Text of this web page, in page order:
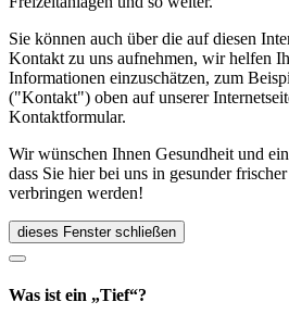
Sie können auch über die auf diesen
Kontakt zu uns aufnehmen, wir helfen
Informationen einzuschätzen, zum
("Kontakt") oben auf unserer
Kontaktformular.
Wir wünschen Ihnen Gesundheit und
dass Sie hier bei uns in gesunder
verbringen werden!
dieses Fenster schließen
Was ist ein „Tief“?